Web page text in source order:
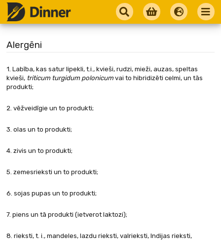
Alergēni
1. Labība, kas satur lipekli, t.i., kvieši, rudzi, mieži, auzas, speltas
kvieši, triticum turgidum polonicum vai to hibridizēti celmi, un tās
produkti;
2. vēžveidīgie un to produkti;
3. olas un to produkti;
4. zivis un to produkti;
5. zemesrieksti un to produkti;
6. sojas pupas un to produkti;
7. piens un tā produkti (ietverot laktozi);
8. rieksti, t. i., mandeles, lazdu rieksti, valrieksti, Indijas rieksti,